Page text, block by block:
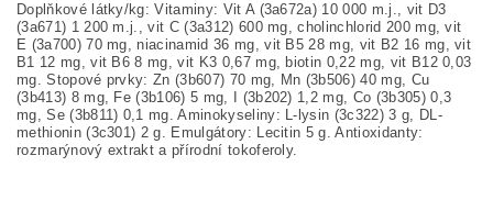
Doplňkové látky/kg: Vitaminy: Vit A (3a672a) 10 000 m.j., vit D3
(3a671) 1 200 m.j., vit C (3a312) 600 mg, cholinchlorid 200 mg, vit
E (3a700) 70 mg, niacinamid 36 mg, vit B5 28 mg, vit B2 16 mg, vit
B1 12 mg, vit B6 8 mg, vit K3 0,67 mg, biotin 0,22 mg, vit B12 0,03
mg. Stopové prvky: Zn (3b607) 70 mg, Mn (3b506) 40 mg, Cu
(3b413) 8 mg, Fe (3b106) 5 mg, I (3b202) 1,2 mg, Co (3b305) 0,3
mg, Se (3b811) 0,1 mg. Aminokyseliny: L-lysin (3c322) 3 g, DL-
methionin (3c301) 2 g. Emulgátory: Lecitin 5 g. Antioxidanty:
rozmarýnový extrakt a přírodní tokoferoly.